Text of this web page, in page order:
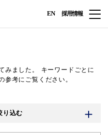
EN 採用情報
みました。
キーワードごとに
参考にご覧ください。
り込む